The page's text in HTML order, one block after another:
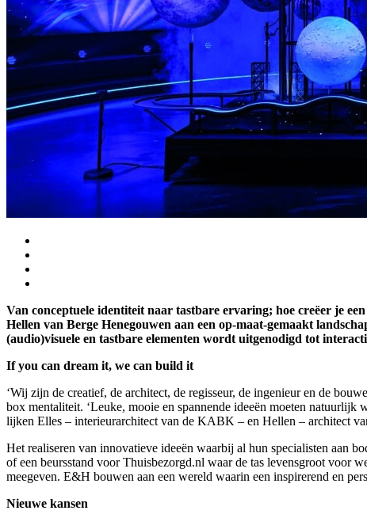
Van conceptuele identiteit naar tastbare ervaring; hoe creëer je
Hellen van Berge Henegouwen aan een op-maat-gemaakt
(audio)visuele en tastbare elementen wordt uitgenodigd tot
If you can dream it, we can build it
‘Wij zijn de creatief, de architect, de regisseur, de ingenieur en de
box mentaliteit. ‘Leuke, mooie en spannende ideeën moeten
lijken Elles – interieurarchitect van de KABK – en Hellen – architect
Het realiseren van innovatieve ideeën waarbij al hun specialisten aan
of een beursstand voor Thuisbezorgd.nl waar de tas levensgroot
meegeven. E&H bouwen aan een wereld waarin een inspirerend en
Nieuwe kansen